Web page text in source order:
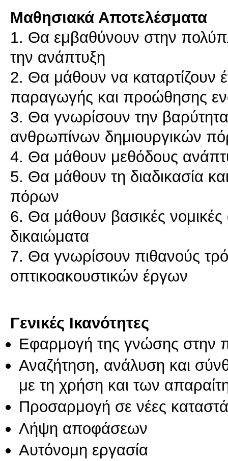
Μαθησιακά Αποτελέσματα
1. Θα εμβαθύνουν στην
την ανάπτυξη
2. Θα μάθουν να καταρτίζουν
παραγωγής και προώθησης
3. Θα γνωρίσουν την βαρύτητα
ανθρωπίνων δημιουργικών
4. Θα μάθουν μεθόδους
5. Θα μάθουν τη διαδικασία
πόρων
6. Θα μάθουν βασικές
δικαιώματα
7. Θα γνωρίσουν πιθανούς
οπτικοακουστικών έργων
Γενικές Ικανότητες
Εφαρμογή της γνώσης στην
Αναζήτηση, ανάλυση και
με τη χρήση και των
Προσαρμογή σε νέες
Λήψη αποφάσεων
Αυτόνομη εργασία